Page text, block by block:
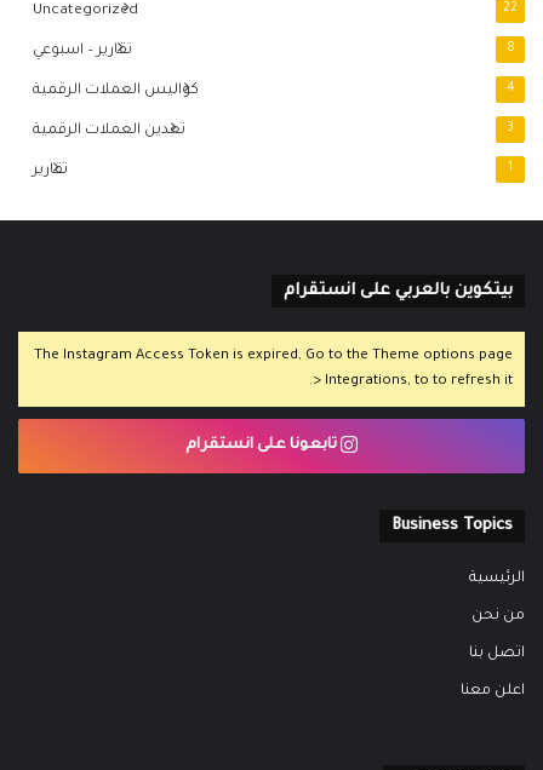
Uncategorized 22
تقارير – اسبوعي 8
كواليس العملات الرقمية 4
تعدين العملات الرقمية 3
تقارير 1
بيتكوين بالعربي على انستقرام
The Instagram Access Token is expired, Go to the Theme options page
> Integrations, to to refresh it.
تابعونا على انستقرام
Business Topics
الرئيسية
من نحن
اتصل بنا
اعلن معنا